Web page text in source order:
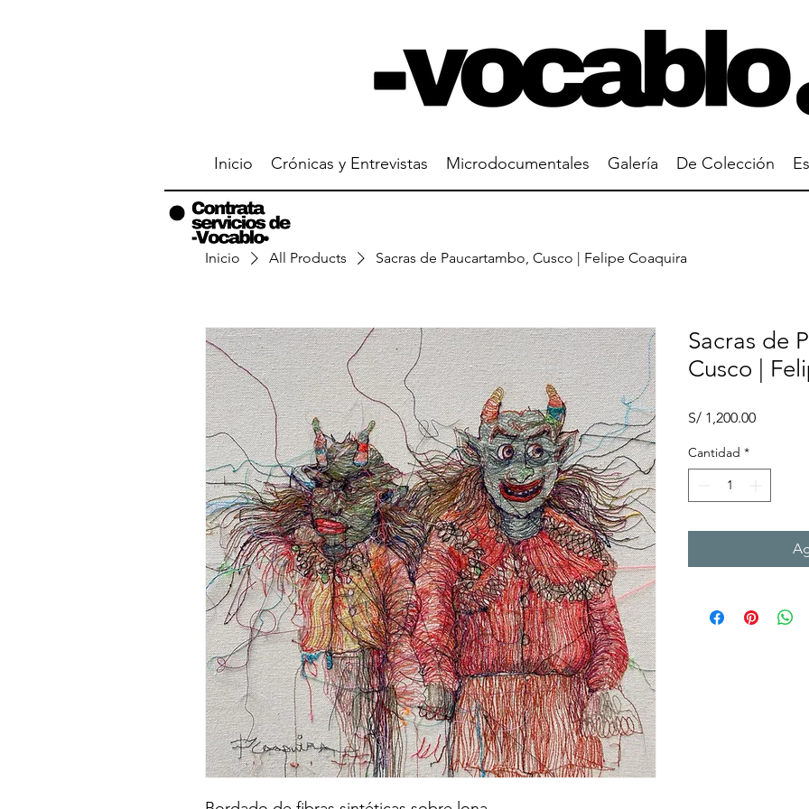
Inicio Crónicas y Entrevistas Microdocumentales Galería De Colección
Inicio All Products Sacras de Paucartambo, Cusco | Felipe Coaquira
Sacras de
Cusco |
S/ 1,200.00Precio
Cantidad *